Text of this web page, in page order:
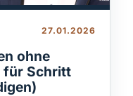
27.01.2026
ohne
für Schritt